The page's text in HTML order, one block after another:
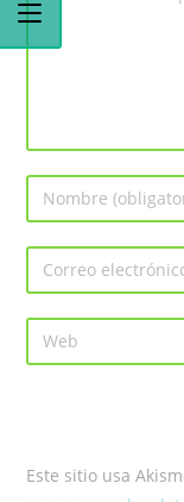
Este sitio usa